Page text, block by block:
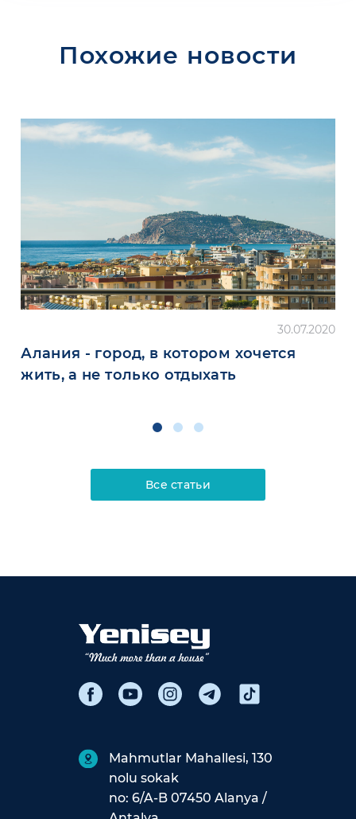
Похожие новости
30.07.2020
Алания - город, в котором хочется
жить, а не только отдыхать
Все статьи
Mahmutlar Mahallesi, 130
nolu sokak
no: 6/A-B 07450 Alanya /